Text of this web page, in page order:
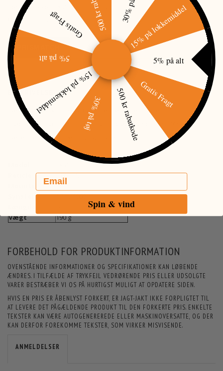
Red dot kikkert 1x30 til 9-11mm rail
Mere information
BESKRIVELSE
Jaeger rødpunktssigte 30mm - denne model passer til 9-11mm rail.
Sigtet er nitrogenfyldt og O-ring forseglet og dermed 100% vandtæt.
Jaeger Red Dot bruger CR2032 batteri.
2 M.O.A.
9-11 mm
Synsfelt
17 m/1000 m
Vægt
190 g
FORBEHOLD FOR PRODUKTINFORMATION
OVENSTÅENDE INFORMATIONER OG SPECIFIKATIONER KAN LØBENDE
ÆNDRES. I TILFÆLDE AF TRYKFEJL VEDRØRENDE PRIS ELLER UDSOLGTE
VARER BESTRÆBER VI OS PÅ HURTIGST MULIGT AT OPDATERE SIDEN.
HVIS EN PRIS ER ÅBENLYST FORKERT, ER JAGT-JAKT IKKE FORPLIGTET TIL
AT LEVERE DET PÅGÆLDENDE PRODUKT TIL DEN FORKERTE PRIS. ENKELTE
TEKSTER KAN VÆRE AUTOGENEREREDE ELLER MASKINOVERSATTE, OG DER
KAN DERFOR FOREKOMME TEKSTER, SOM VIRKER MISVISENDE.
ANMELDELSER
15% på lokkemiddel
5% på alt
Gratis Fragt
500 kr rabatkode
30% på tøj
15% på lokkemiddel
5% på alt
Gratis Fragt
Email
Spin & vind